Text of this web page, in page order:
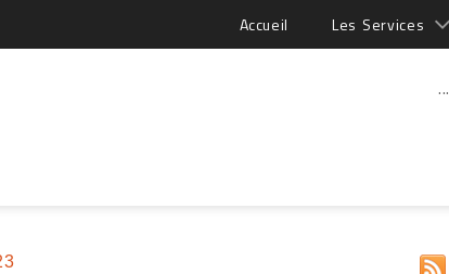
Accueil Les Services
...